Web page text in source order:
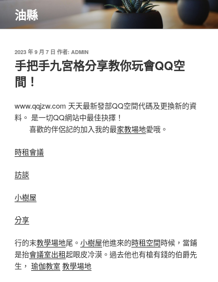
主
油縣
發
佈
於
2023 年 9 月 7 日 作者: ADMIN
手把手九宮格分享教你玩會QQ空
間！
www.qqjzw.com 天天最新發部QQ空間代碼及更換新的資
料。 是一切QQ網站中最佳抉擇！
喜歡的伴侶記的加入我的最家教場地愛哦。
時租會議
訪談
小樹屋
分享
行的末教學場地尾。 小樹屋他進來的時租空間時候，當鋪
是抬會議室出租起眼皮冷漠。過去他也有槍有錢的伯爵先
生， 瑜伽教室 教學場地